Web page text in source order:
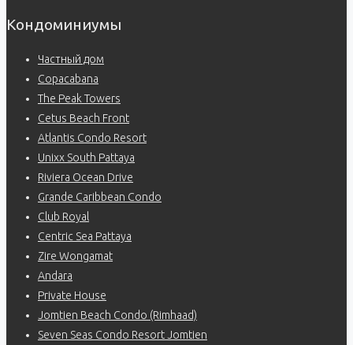
Кондоминиумы
Частный дом
Copacabana
The Peak Towers
Cetus Beach Front
Atlantis Condo Resort
Unixx South Pattaya
Riviera Ocean Drive
Grande Caribbean Condo
Club Royal
Centric Sea Pattaya
Zire Wongamat
Andara
Private House
Jomtien Beach Condo (Rimhaad)
Seven Seas Condo Resort Jomtien